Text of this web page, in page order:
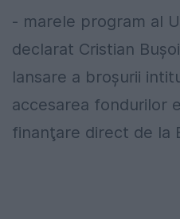
- marele program al
declarat Cristian
lansare a broşurii
accesarea fondurilor
finanţare direct de la